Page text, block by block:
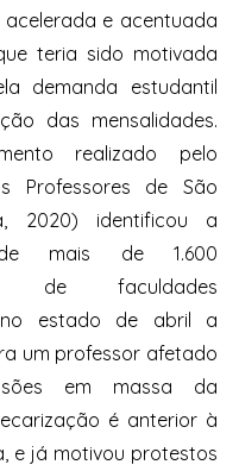
e acentuada
teria sido motivada
demanda estudantil
das mensalidades.
realizado pelo
Professores de São
2020) identificou a
mais de 1.600
de faculdades
no estado de abril a
um professor afetado
em massa da
é anterior à
e já motivou protestos